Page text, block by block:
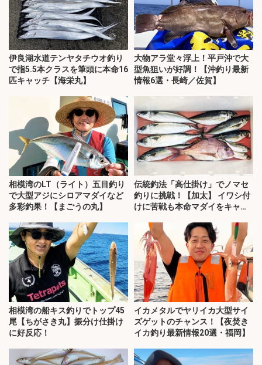
伊良湖水道テンヤタチウオ釣り
で指5.5本クラスを筆頭に本命16
匹キャッチ【海栄丸】
大物アラ堂々浮上！平戸沖で大
型魚狙いが好調！【沖釣り最新
情報6選・長崎／佐賀】
相模湾のLT（ライト）五目釣り
で大型アジにシロアマダイなど
多彩釣果！【まごうの丸】
伝統釣法「高仕掛け」でノマセ
釣りに挑戦！【加太】 イワシ付
けに苦戦も本命マダイをキャッ
相模湾の船キス釣りでトップ45
尾【ちがさき丸】振分け仕掛け
に好反応！
イカメタルでヤリイカ大型サイ
ズゲットのチャンス！【夜焚き
イカ釣り最新情報20選・福岡】